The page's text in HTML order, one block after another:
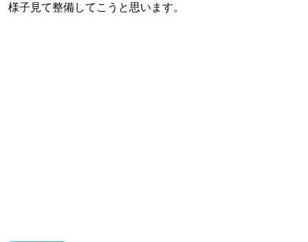
様子見て整備してこうと思います。